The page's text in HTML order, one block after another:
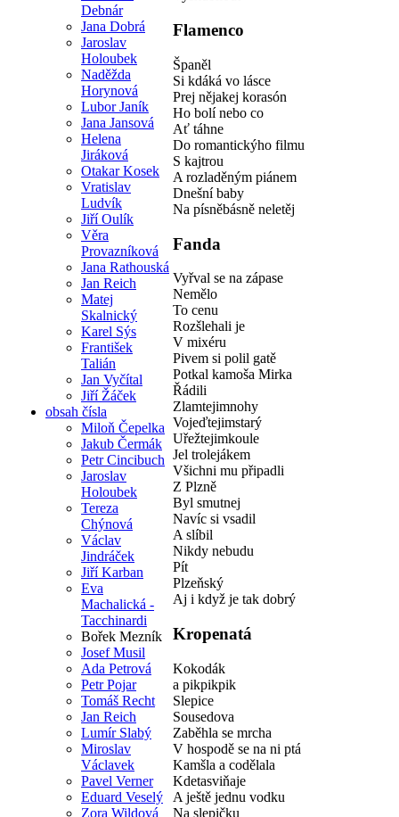
Debnár
Jana Dobrá
Jaroslav
Holoubek
Naděžda
Horynová
Lubor Janík
Jana Jansová
Helena
Jiráková
Otakar Kosek
Vratislav
Ludvík
Jiří Oulík
Věra
Provazníková
Jana Rathouská
Jan Reich
Matej
Skalnický
Karel Sýs
František
Talián
Jan Vyčítal
Jiří Žáček
obsah čísla
Miloň Čepelka
Jakub Čermák
Petr Cincibuch
Jaroslav
Holoubek
Tereza
Chýnová
Václav
Jindráček
Jiří Karban
Eva
Machalická -
Tacchinardi
Bořek Mezník
Josef Musil
Ada Petrová
Petr Pojar
Tomáš Recht
Jan Reich
Lumír Slabý
Miroslav
Václavek
Pavel Verner
Eduard Veselý
Zora Wildová
Flamenco
Španěl
Si kdáká vo lásce
Prej nějakej korasón
Ho bolí nebo co
Ať táhne
Do romantickýho filmu
S kajtrou
A rozladěným piánem
Dnešní baby
Na písněbásně neletěj
Fanda
Vyřval se na zápase
Nemělo
To cenu
Rozšlehali je
V mixéru
Pivem si polil gatě
Potkal kamoša Mirka
Řádili
Zlamtejimnohy
Vojeďtejimstarý
Uřežtejimkoule
Jel trolejákem
Všichni mu připadli
Z Plzně
Byl smutnej
Navíc si vsadil
A slíbil
Nikdy nebudu
Pít
Plzeňský
Aj i když je tak dobrý
Kropenatá
Kokodák
a pikpikpik
Slepice
Sousedova
Zaběhla se mrcha
V hospodě se na ni ptá
Kamšla a codělala
Kdetasviňaje
A ještě jednu vodku
Na slepičku